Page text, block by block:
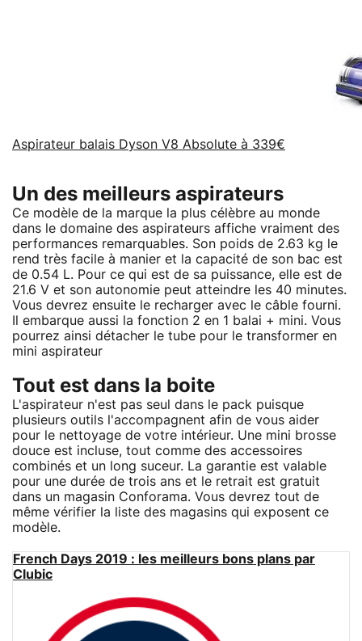
Aspirateur balais Dyson V8 Absolute à 339€
Un des meilleurs aspirateurs
Ce modèle de la marque la plus célèbre au monde
dans le domaine des aspirateurs affiche vraiment des
performances remarquables. Son poids de 2.63 kg le
rend très facile à manier et la capacité de son bac est
de 0.54 L. Pour ce qui est de sa puissance, elle est de
21.6 V et son autonomie peut atteindre les 40 minutes.
Vous devrez ensuite le recharger avec le câble fourni.
Il embarque aussi la fonction 2 en 1 balai + mini. Vous
pourrez ainsi détacher le tube pour le transformer en
mini aspirateur
Tout est dans la boite
L'aspirateur n'est pas seul dans le pack puisque
plusieurs outils l'accompagnent afin de vous aider
pour le nettoyage de votre intérieur. Une mini brosse
douce est incluse, tout comme des accessoires
combinés et un long suceur. La garantie est valable
pour une durée de trois ans et le retrait est gratuit
dans un magasin Conforama. Vous devrez tout de
même vérifier la liste des magasins qui exposent ce
modèle.
French Days 2019 : les meilleurs bons plans par
Clubic